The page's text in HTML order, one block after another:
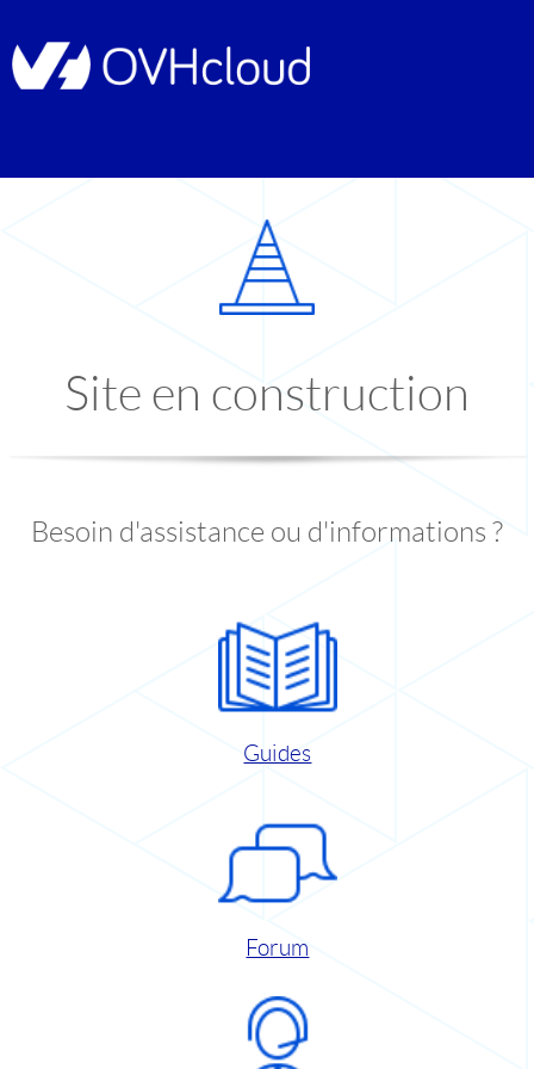
Site en construction
Besoin d'assistance ou d'informations ?
Guides
Forum